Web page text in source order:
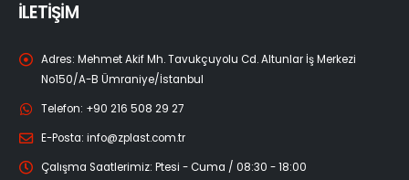
İLETİŞİM
Adres: Mehmet Akif Mh. Tavukçuyolu Cd. Altunlar İş Merkezi
No150/A-B Ümraniye/İstanbul
Telefon: +90 216 508 29 27
E-Posta: info@zplast.com.tr
Çalışma Saatlerimiz: Ptesi - Cuma / 08:30 - 18:00